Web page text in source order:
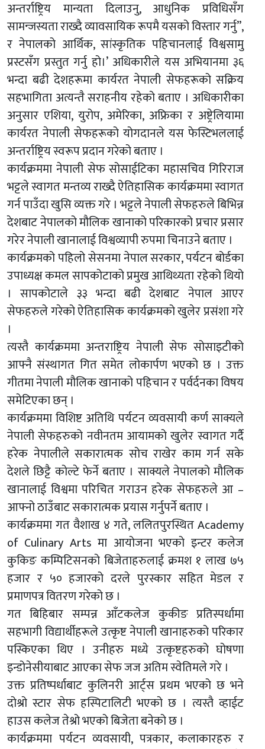
अन्तर्राष्ट्रिय मान्यता दिलाउनु, आधुनिक प्रविधिसँग
सामन्जस्यता राख्दै व्यावसायिक रूपमै यसको विस्तार गर्नु”,
र नेपालको आर्थिक, सांस्कृतिक पहिचानलाई विश्वसामु
प्रस्टसँग प्रस्तुत गर्नु हो।’ अधिकारीले यस अभियानमा ३६
भन्दा बढी देशहरूमा कार्यरत नेपाली सेफहरूको सक्रिय
सहभागिता अत्यन्तै सराहनीय रहेको बताए । अधिकारीका
अनुसार एशिया, युरोप, अमेरिका, अफ्रिका र अष्ट्रेलियामा
कार्यरत नेपाली सेफहरूको योगदानले यस फेस्टिभललाई
अन्तर्राष्ट्रिय स्वरूप प्रदान गरेको बताए ।
कार्यक्रममा नेपाली सेफ सोसाईटिका महासचिव गिरिराज
भट्टले स्वागत मन्तव्य राख्दै ऐतिहासिक कार्यक्रममा स्वागत
गर्न पाउँदा खुसि व्यक्त गरे । भट्टले नेपाली सेफहरुले बिभिन्न
देशबाट नेपालको मौलिक खानाको परिकारको प्रचार प्रसार
गरेर नेपाली खानालाई विश्वव्यापी रुपमा चिनाउने बताए ।
कार्यक्रमको पहिलो सेसनमा नेपाल सरकार, पर्यटन बोर्डका
उपाध्यक्ष कमल सापकोटाको प्रमुख आथिथ्यता रहेको थियो
। सापकोटाले ३३ भन्दा बढी देशबाट नेपाल आएर
सेफहरुले गरेको ऐतिहासिक कार्यक्रमको खुलेर प्रसंशा गरे
।
त्यस्तै कार्यक्रममा अन्तराष्ट्रिय नेपाली सेफ सोसाइटीको
आफ्नै संस्थागत गित समेत लोकार्पण भएको छ । उक्त
गीतमा नेपाली मौलिक खानाको पहिचान र पर्वर्दनका विषय
समेटिएका छन् ।
कार्यक्रममा विशिष्ट अतिथि पर्यटन व्यवसायी कर्ण साक्यले
नेपाली सेफहरुको नवीनतम आयामको खुलेर स्वागत गर्दै
हरेक नेपालीले सकारात्मक सोच राखेर काम गर्न सके
देशले छिट्टै कोल्टे फेर्ने बताए । साक्यले नेपालको मौलिक
खानालाई विश्वमा परिचित गराउन हरेक सेफहरुले आ –
आफ्नो ठाउँबाट सकारात्मक प्रयास गर्नुपर्ने बताए ।
कार्यक्रममा गत वैशाख ४ गते, ललितपुरस्थित Academy
of Culinary Arts मा आयोजना भएको इन्टर कलेज
कुकिङ कम्पिटिसनको बिजेताहरुलाई क्रमश १ लाख ७५
हजार र ५० हजारको दरले पुरस्कार सहित मेडल र
प्रमाणपत्र वितरण गरेको छ ।
गत बिहिबार सम्पन्न आँटकलेज कुकीङ प्रतिस्पर्धामा
सहभागी विद्यार्थीहरूले उत्कृष्ट नेपाली खानाहरुको परिकार
पस्किएका थिए । उनीहरु मध्ये उत्कृष्टहरुको घोषणा
इन्डोनेसीयाबाट आएका सेफ जज अतिम स्वेतिमले गरे ।
उक्त प्रतिष्पर्धाबाट कुलिनरी आर्ट्स प्रथम भएको छ भने
दोश्रो स्टार सेफ हस्पिटालिटी भएको छ । त्यस्तै व्हाईट
हाउस कलेज तेश्रो भएको बिजेता बनेको छ ।
कार्यक्रममा पर्यटन व्यवसायी, पत्रकार, कलाकारहरु र